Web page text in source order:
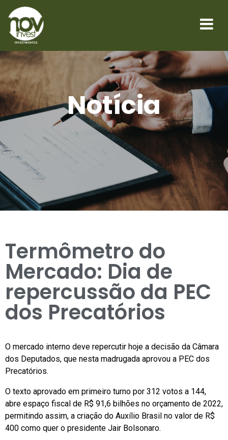
Notícia
Termômetro do
Mercado: Dia de
repercussão da PEC
dos Precatórios
O mercado interno deve repercutir hoje a decisão da Câmara
dos Deputados, que nesta madrugada aprovou a PEC dos
Precatórios.
O texto aprovado em primeiro turno por 312 votos a 144,
abre espaço fiscal de R$ 91,6 bilhões no orçamento de 2022,
permitindo assim, a criação do Auxílio Brasil no valor de R$
400 como quer o presidente Jair Bolsonaro.